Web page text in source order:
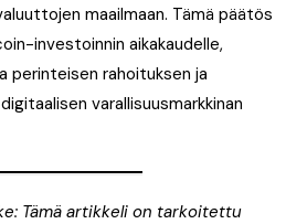
maailmaan. Tämä päätös
investoinnin aikakaudelle,
perinteisen rahoituksen ja
varallisuusmarkkinan
Tämä artikkeli on tarkoitettu